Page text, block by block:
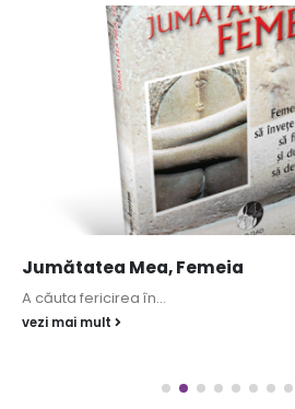
Jumătatea Mea, Femeia
A căuta fericirea în...
vezi mai mult